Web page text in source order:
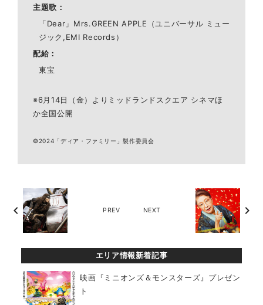
主題歌
「Dear」Mrs.GREEN APPLE（ユニバーサル ミュー
ジック,EMI Records）
配給
東宝
※6月14日（金）よりミッドランドスクエア シネマほ
か全国公開
©2024「ディア・ファミリー」製作委員会
chevron_left PREV NEXT chevron_right
エリア情報新着記事
映画『ミニオンズ＆モンスターズ』プレゼン
ト